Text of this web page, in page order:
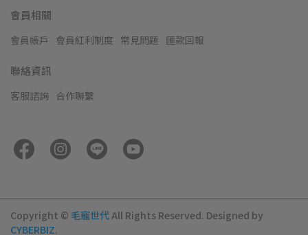
會員相關
會員帳戶 會員紅利制度 常見問題 匯款回報
聯絡資訊
客服諮詢 合作聯繫
Copyright © 毛寵世代All Rights Reserved. Designed by
CYBERBIZ.